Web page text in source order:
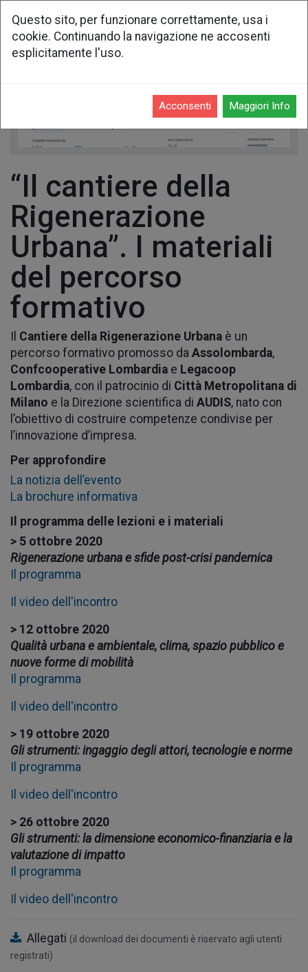
“Il cantiere della
Rigenerazione
Urbana”. I materiali
del percorso
formativo
Il Cantiere della Rigenerazione Urbana è un
percorso formativo promosso da Assolombarda,
Confcooperative Lombardia e Legacoop
Lombardia, con il patrocinio di Città Metropolitana di
Milano e la Direzione scientifica di AUDIS, nato con
l’obiettivo di costruire competenze condivise per
l’innovazione d’impresa.
Per approfondire
La notizia dell’evento
La brochure informativa
Il programma delle lezioni e i materiali
> 5 ottobre 2020
Rigenerazione urbana e sfide post-crisi pandemica
Il programma
Il video dell'incontro
> 12 ottobre 2020
Qualità urbana e ambientale, clima, spazio pubblico e
nuove forme di mobilità
Il programma
Il video dell'incontro
> 19 ottobre 2020
Gli strumenti: ingaggio degli attori, tecnologie e norme
Il programma
Il video dell'incontro
> 26 ottobre 2020
Gli strumenti: la dimensione economico-finanziaria e la
valutazione di impatto
Il programma
Il video dell'incontro
Allegati (il download dei documenti è riservato agli utenti
registrati)
Questo sito, per funzionare correttamente, usa i
cookie. Continuando la navigazione ne accosenti
esplicitamente l'uso.
Acconsenti Maggiori Info